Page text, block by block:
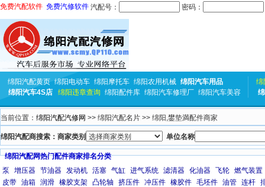
免费汽配软件 免费汽修软件 汽配号： 密码：
绵阳汽配黄页 绵阳电动车 绵阳摩托车 绵阳农用机械 绵阳汽车用品
绵阳汽车4S店
绵阳违章查询 绵阳配件库 绵阳汽车修理厂 绵阳汽车美容
绵
当前位置： 绵阳汽配汽修网 >> 绵阳汽配名片 >> 绵阳,鐢垫満配件商家
绵阳汽配商搜索：商家类别 单位名称
绵阳汽配网热门配件商家排名分类
泵
增压器 节油器 发动机 活塞 气缸 进气系统 滤清器 化油器 飞轮 燃气装置
皮带 油箱 润滑 橡胶支架 凸轮轴 挤压件 冲压件 橡胶件 毛坯件 油管 连杆